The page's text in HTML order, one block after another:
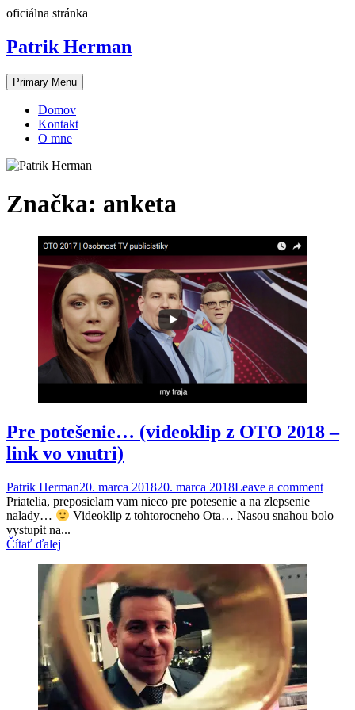
Skip
content
oficiálna stránka
Patrik Herman
Primary Menu
Domov
Kontakt
O mne
Značka: anketa
Pre potešenie… (videoklip z OTO 2018 –
link vo vnutri)
Patrik Herman20. marca 201820. marca 2018Leave a comment
Priatelia, preposielam vam nieco pre potesenie a na zlepsenie
nalady…
Videoklip z tohtorocneho Ota… Nasou snahou bolo
vystupit na...
Čítať ďalej